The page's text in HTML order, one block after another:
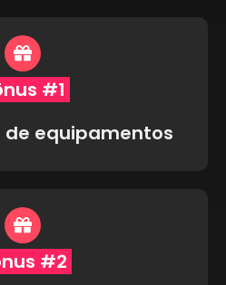
#1
de equipamentos
#2